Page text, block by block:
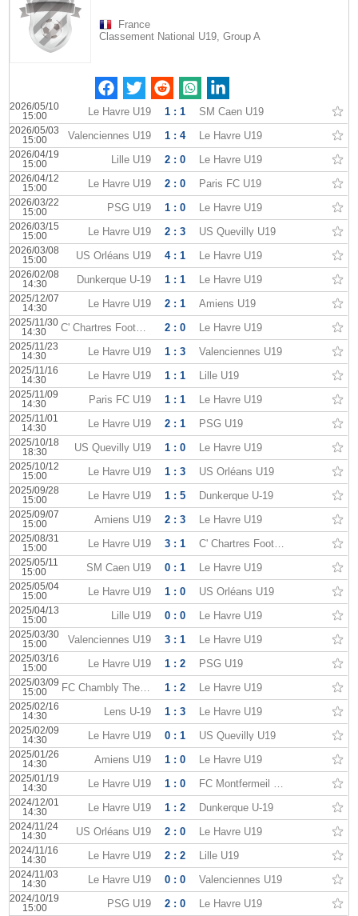
France
Classement National U19, Group A
2026/05/10
15:00
Le Havre U19 1 : 1 SM Caen U19
2026/05/03
15:00
Valenciennes U19 1 : 4 Le Havre U19
2026/04/19
15:00
Lille U19 2 : 0 Le Havre U19
2026/04/12
15:00
Le Havre U19 2 : 0 Paris FC U19
2026/03/22
15:00
PSG U19 1 : 0 Le Havre U19
2026/03/15
15:00
Le Havre U19 2 : 3 US Quevilly U19
2026/03/08
15:00
US Orléans U19 4 : 1 Le Havre U19
2026/02/08
14:30
Dunkerque U-19 1 : 1 Le Havre U19
2025/12/07
14:30
Le Havre U19 2 : 1 Amiens U19
2025/11/30
14:30
C' Chartres Football U19 2 : 0 Le Havre U19
2025/11/23
14:30
Le Havre U19 1 : 3 Valenciennes U19
2025/11/16
14:30
Le Havre U19 1 : 1 Lille U19
2025/11/09
14:30
Paris FC U19 1 : 1 Le Havre U19
2025/11/01
14:30
Le Havre U19 2 : 1 PSG U19
2025/10/18
18:30
US Quevilly U19 1 : 0 Le Havre U19
2025/10/12
15:00
Le Havre U19 1 : 3 US Orléans U19
2025/09/28
15:00
Le Havre U19 1 : 5 Dunkerque U-19
2025/09/07
15:00
Amiens U19 2 : 3 Le Havre U19
2025/08/31
15:00
Le Havre U19 3 : 1 C' Chartres Football U19
2025/05/11
15:00
SM Caen U19 0 : 1 Le Havre U19
2025/05/04
15:00
Le Havre U19 1 : 0 US Orléans U19
2025/04/13
15:00
Lille U19 0 : 0 Le Havre U19
2025/03/30
15:00
Valenciennes U19 3 : 1 Le Havre U19
2025/03/16
15:00
Le Havre U19 1 : 2 PSG U19
2025/03/09
15:00
FC Chambly Thelle U19 1 : 2 Le Havre U19
2025/02/16
14:30
Lens U-19 1 : 3 Le Havre U19
2025/02/09
14:30
Le Havre U19 0 : 1 US Quevilly U19
2025/01/26
14:30
Amiens U19 1 : 0 Le Havre U19
2025/01/19
14:30
Le Havre U19 1 : 0 FC Montfermeil U19
2024/12/01
14:30
Le Havre U19 1 : 2 Dunkerque U-19
2024/11/24
14:30
US Orléans U19 2 : 0 Le Havre U19
2024/11/16
14:30
Le Havre U19 2 : 2 Lille U19
2024/11/03
14:30
Le Havre U19 0 : 0 Valenciennes U19
2024/10/19
15:00
PSG U19 2 : 0 Le Havre U19